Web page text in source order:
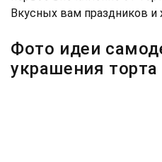
Вкусных вам праздников и
Фото идеи
украшения торта